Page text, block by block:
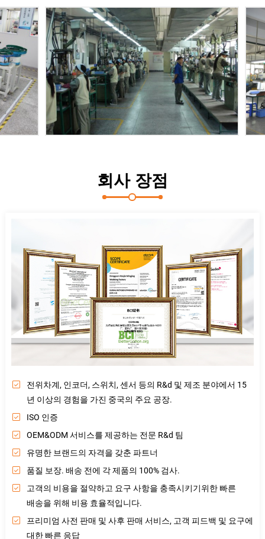
회사 장점
전위차계, 인코더, 스위치, 센서 등의 R&d 및 제조 분야에서 15
년 이상의 경험을 가진 중국의 주요 공장.
ISO 인증
OEM&ODM 서비스를 제공하는 전문 R&d 팀
유명한 브랜드의 자격을 갖춘 파트너
품질 보장. 배송 전에 각 제품의 100% 검사.
고객의 비용을 절약하고 요구 사항을 충족시키기위한 빠른
배송을 위해 비용 효율적입니다.
프리미엄 사전 판매 및 사후 판매 서비스, 고객 피드백 및 요구에
대한 빠른 응답